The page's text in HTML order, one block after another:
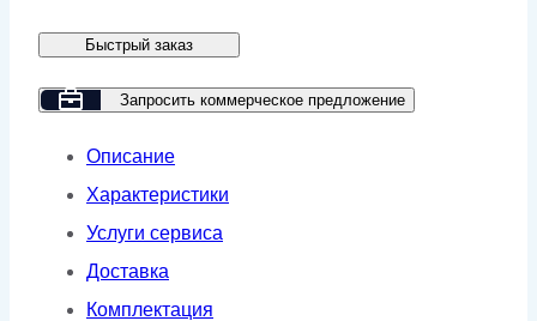
5
GE
Быстрый заказ
Запросить коммерческое предложение
Описание
Характеристики
Услуги сервиса
Доставка
Комплектация